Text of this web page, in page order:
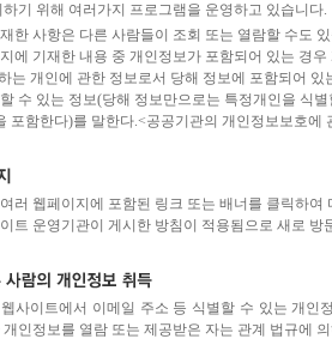
기 위해 여러가지 프로그램을 운영하고 있습니다.
한 사항은 다른 사람들이 조회 또는 열람할 수도
에 기재한 내용 중 개인정보가 포함되어 있는 경
는 개인에 관한 정보로서 당해 정보에 포함되어 있
수 있는 정보(당해 정보만으로는 특정개인을 식
포함한다)를 말한다.<공공기관의 개인정보보호에
러 웹페이지에 포함된 링크 또는 배너를 클릭하여
트 운영기관이 게시한 방침이 적용됨으로 새로
사이트에서 이메일 주소 등 식별할 수 있는 개인
인정보를 열람 또는 제공받은 자는 관계 법규에